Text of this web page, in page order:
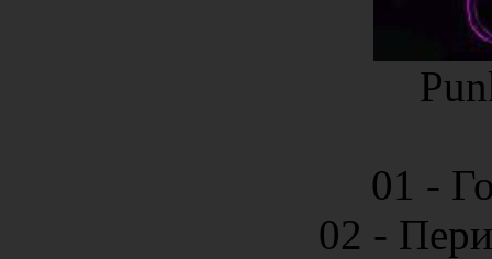
01 -
02 -